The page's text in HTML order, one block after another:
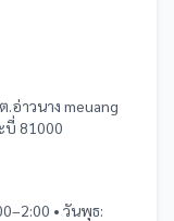
.อ่าวนาง meuang
บี่ 81000
• วันพุธ: